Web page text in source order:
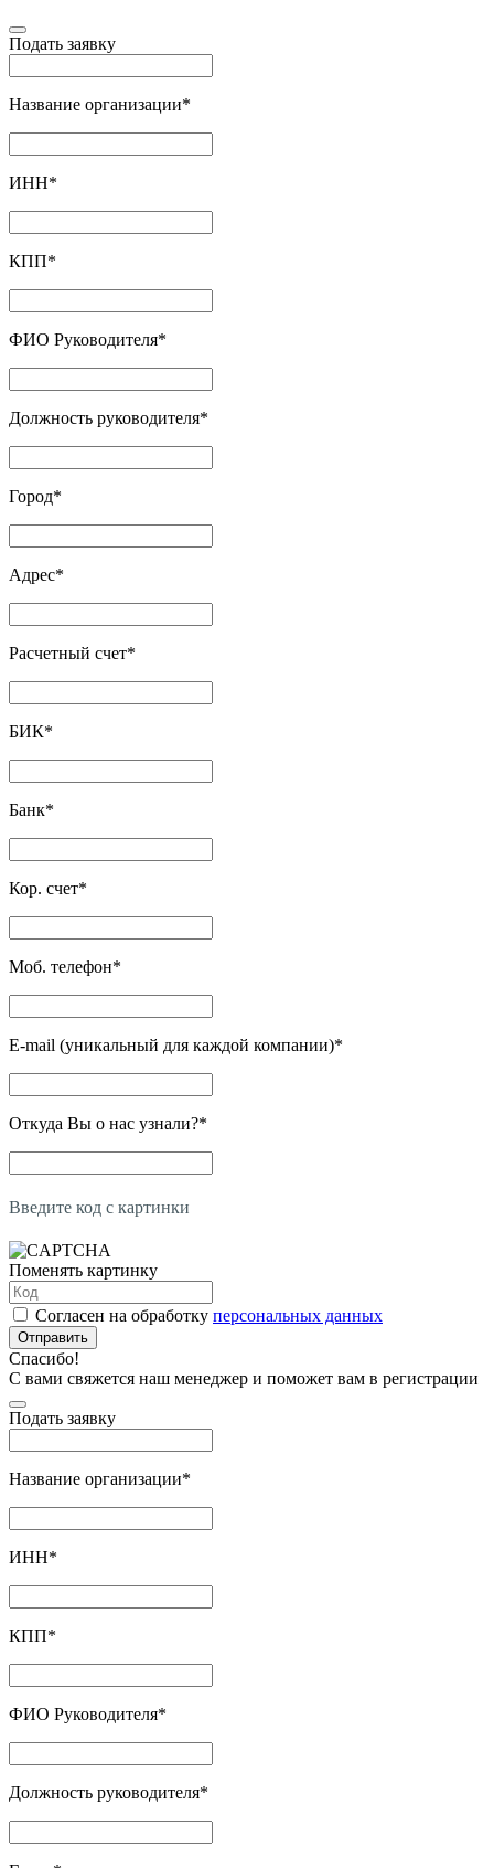
Подать заявку
Название организации*
ИНН*
КПП*
ФИО Руководителя*
Должность руководителя*
Город*
Адрес*
Расчетный счет*
БИК*
Банк*
Кор. счет*
Моб. телефон*
E-mail (уникальный для каждой компании)*
Откуда Вы о нас узнали?*
Введите код с картинки
Поменять картинку
Согласен на обработку персональных данных
Отправить
Спасибо!
С вами свяжется наш менеджер и поможет вам в регистрации
Подать заявку
Название организации*
ИНН*
КПП*
ФИО Руководителя*
Должность руководителя*